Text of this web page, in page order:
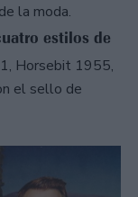
la moda.
estilos de
Horsebit 1955,
el sello de